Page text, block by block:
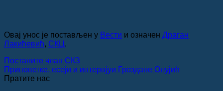
Овај унос је постављен у Вести и означен Драган
Лакићевић, СКЦ .
Постаните члан СКЗ
Приповетке, есеји и интервјуи Гроздане Олујић
Пратите нас